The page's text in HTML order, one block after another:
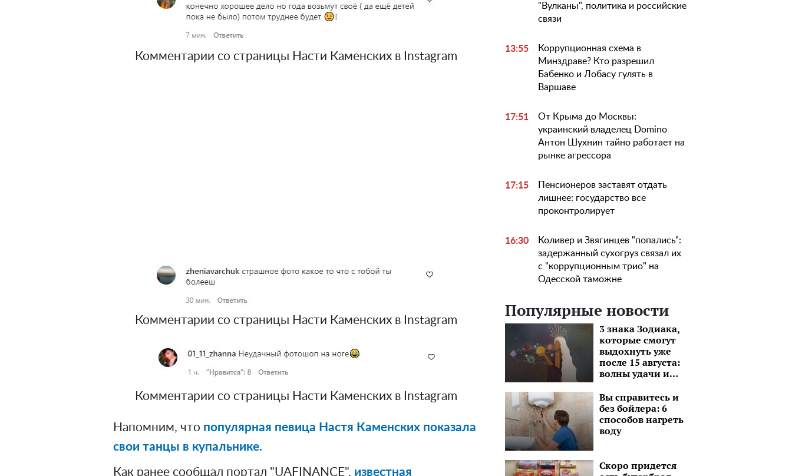
Комментарии со страницы Насти Каменских в Instagram
Комментарии со страницы Насти Каменских в Instagram
Комментарии со страницы Насти Каменских в Instagram
Напомним, что популярная певица Настя Каменских показала
свои танцы в купальнике.
Как ранее сообщал портал "UAFINANCE", известная
"Вулканы", политика и российские
связи
13:55
Коррупционная схема в
Минздраве? Кто разрешил
Бабенко и Лобасу гулять в
Варшаве
17:51
От Крыма до Москвы:
украинский владелец Domino
Антон Шухнин тайно работает на
рынке агрессора
17:15
Пенсионеров заставят отдать
лишнее: государство все
проконтролирует
16:30
Коливер и Звягинцев "попались":
задержанный сухогруз связал их
с "коррупционным трио" на
Одесской таможне
Популярные новости
3 знака Зодиака,
которые смогут
выдохнуть уже
после 15 августа:
волны удачи и
Вы справитесь и
без бойлера: 6
способов нагреть
воду
Скоро придется